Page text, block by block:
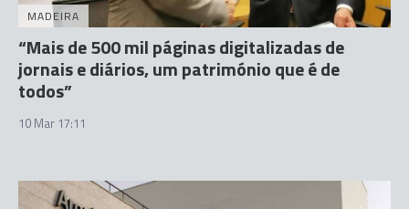
MADEIRA
“Mais de 500 mil páginas digitalizadas de
jornais e diários, um património que é de
todos”
10 Mar 17:11